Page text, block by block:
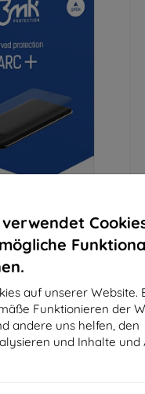
auf unserer Website.
Funktionieren der
andere uns helfen, den
und Inhalte und